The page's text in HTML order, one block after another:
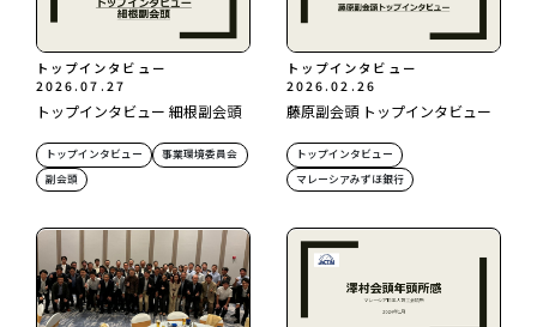
トップインタビュー
2026.07.27
トップインタビュー 細根副会頭
トップインタビュー
事業環境委員会
副会頭
トップインタビュー
2026.02.26
藤原副会頭 トップインタビュー
トップインタビュー
マレーシアみずほ銀行